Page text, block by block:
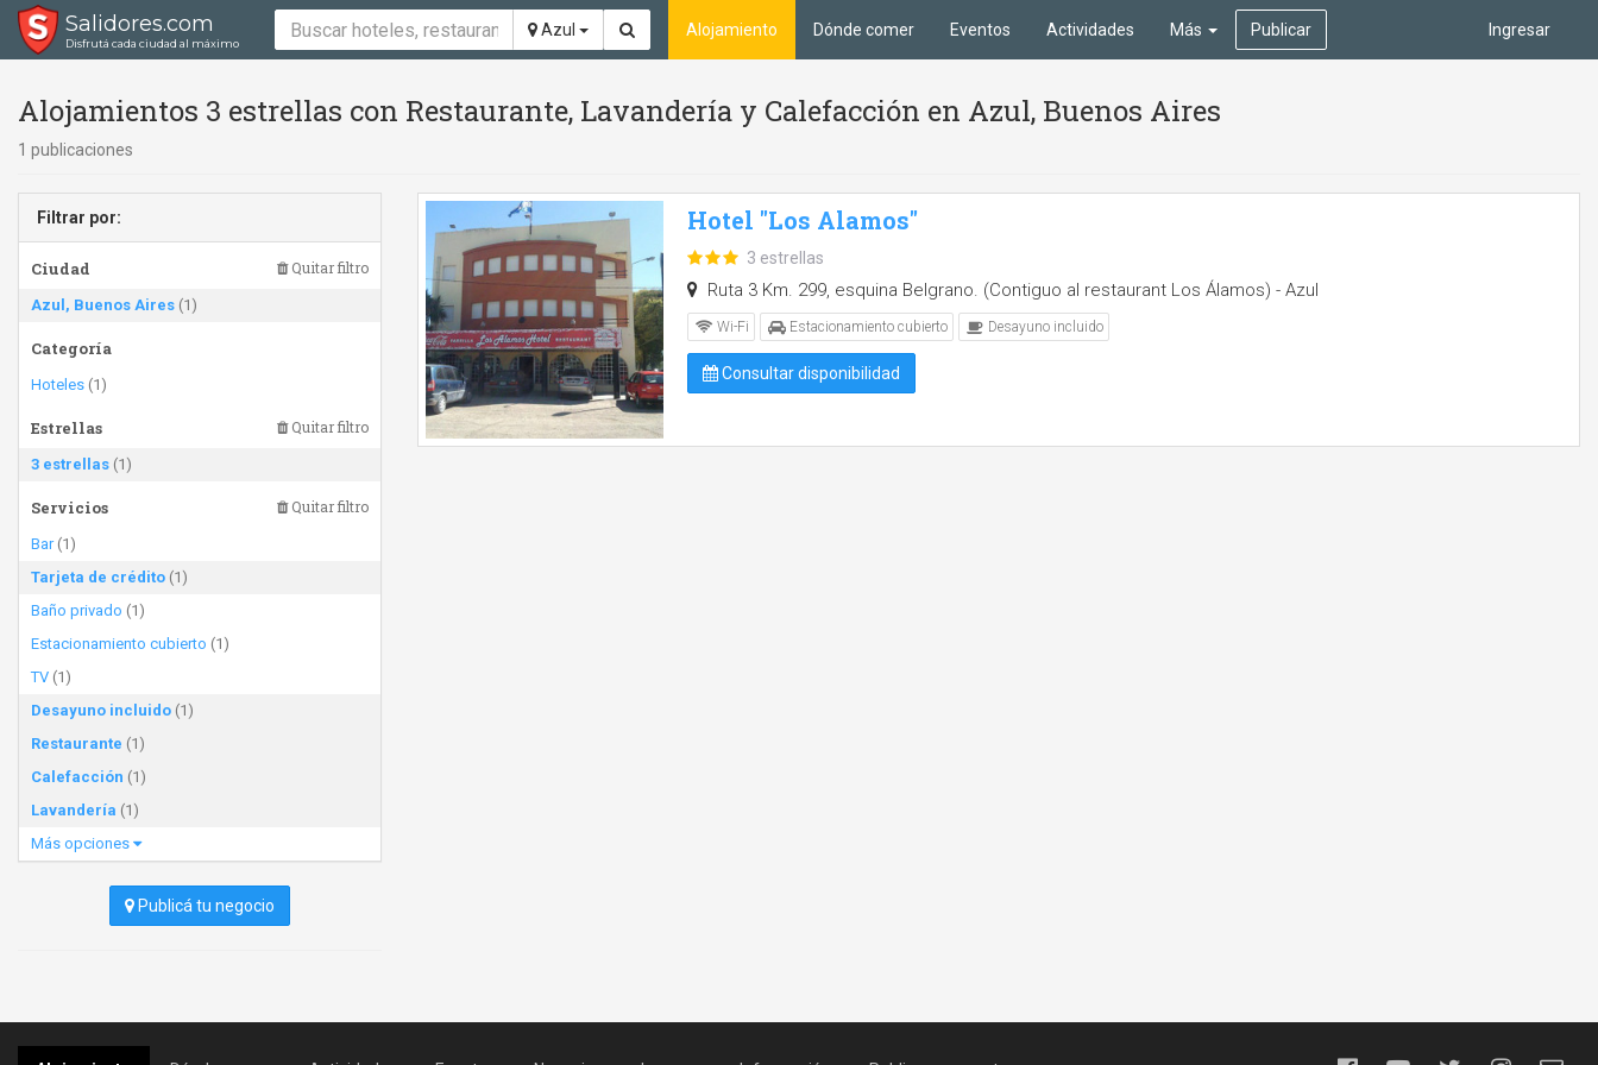
Salidores.com
Disfrutá cada ciudad al máximo
Azul Ingresar
Alojamiento Dónde comer Eventos Actividades Más Publicar
Alojamientos 3 estrellas con Restaurante, Lavandería y Calefacción en Azul, Buenos Aires
1 publicaciones
Filtrar por:
Ciudad Quitar filtro
Azul, Buenos Aires (1)
Categoría
Hoteles (1)
Estrellas Quitar filtro
3 estrellas (1)
Servicios Quitar filtro
Bar(1)
Tarjeta de crédito (1)
Baño privado (1)
Estacionamiento cubierto (1)
TV (1)
Desayuno incluido (1)
Restaurante (1)
Calefacción (1)
Lavandería (1)
Más opciones
Publicá tu negocio
Hotel "Los Alamos"
3 estrellas
Ruta 3 Km. 299, esquina Belgrano. (Contiguo al restaurant Los Álamos) - Azul
Wi-Fi Estacionamiento cubierto Desayuno incluido
Consultar disponibilidad